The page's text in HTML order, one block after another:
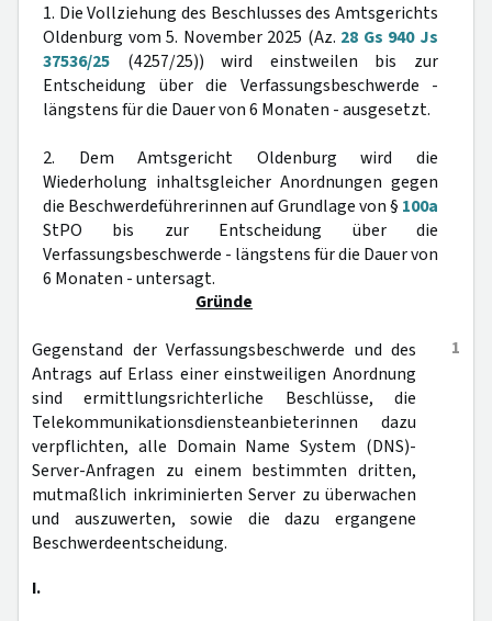
1. Die Vollziehung des Beschlusses des Amtsgerichts
Oldenburg vom 5. November 2025 (Az. 28 Gs 940 Js
37536/25 (4257/25)) wird einstweilen bis zur
Entscheidung über die Verfassungsbeschwerde -
längstens für die Dauer von 6 Monaten - ausgesetzt.
2. Dem Amtsgericht Oldenburg wird die
Wiederholung inhaltsgleicher Anordnungen gegen
die Beschwerdeführerinnen auf Grundlage von § 100a
StPO bis zur Entscheidung über die
Verfassungsbeschwerde - längstens für die Dauer von
6 Monaten - untersagt.
Gründe
1
Gegenstand der Verfassungsbeschwerde und des
Antrags auf Erlass einer einstweiligen Anordnung
sind ermittlungsrichterliche Beschlüsse, die
Telekommunikationsdiensteanbieterinnen dazu
verpflichten, alle Domain Name System (DNS)-
Server-Anfragen zu einem bestimmten dritten,
mutmaßlich inkriminierten Server zu überwachen
und auszuwerten, sowie die dazu ergangene
Beschwerdeentscheidung.
I.